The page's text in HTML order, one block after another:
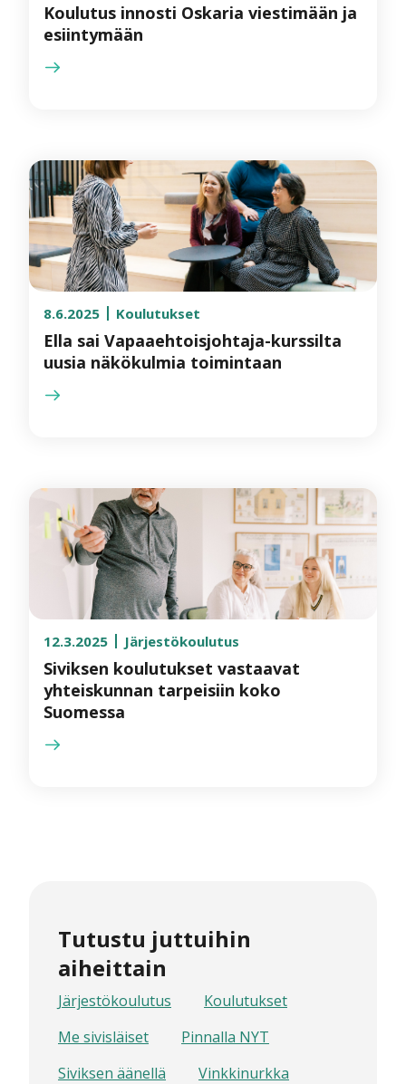
Koulutus innosti Oskaria viestimään ja
esiintymään
8.6.2025 Koulutukset
Ella sai Vapaaehtoisjohtaja-kurssilta
uusia näkökulmia toimintaan
12.3.2025 Järjestökoulutus
Siviksen koulutukset vastaavat
yhteiskunnan tarpeisiin koko
Suomessa
Tutustu juttuihin
aiheittain
Järjestökoulutus
Koulutukset
Me sivisläiset
Pinnalla NYT
Siviksen äänellä
Vinkkinurkka